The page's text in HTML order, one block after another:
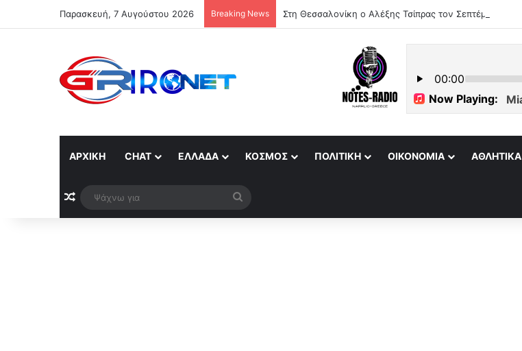
Παρασκευή, 7 Αυγούστου 2026 Breaking News Στη Θεσσαλονίκη ο Αλέξης Τσίπρας τον Σεπτέμβριο
ΑΡΧΙΚΉ CHAT ΕΛΛΆΔΑ ΚΌΣΜΟΣ ΠΟΛΙΤΙΚΉ ΟΙΚΟΝΟΜΊΑ ΑΘΛΗΤΙΚΆ
Τυχαίο άρθρο
για